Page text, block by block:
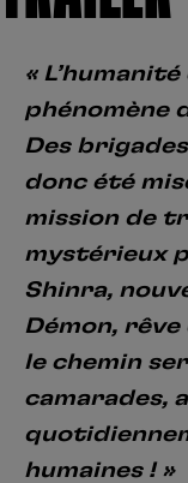
«
phénomène
Des
donc été
mission de
mystérieux
Shinra,
Démon,
le chemin
camarades,
humaines ! »
MÉDIAS
Naruto
Death Note
One Piece
Hunter x
Fire Force
Black Butler
Pas encore de
Créez un compte en
Créer un